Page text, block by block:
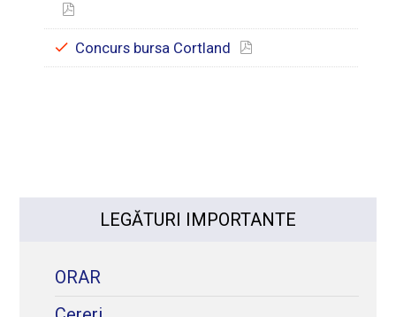
Concurs bursa Cortland
LEGĂTURI IMPORTANTE
ORAR